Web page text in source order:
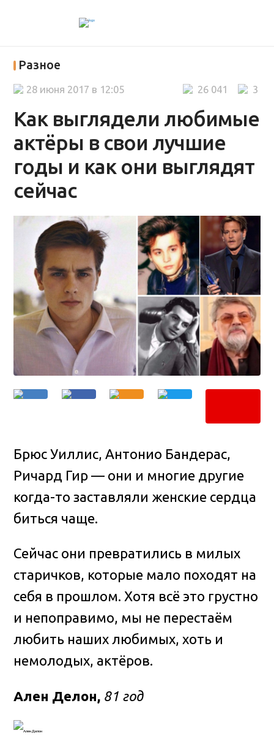
Разное
Как выглядели любимые
актёры в свои лучшие
годы и как они выглядят
сейчас
3
26 041
28 июня 2017 в 12:05
Брюс Уиллис, Антонио Бандерас,
Ричард Гир — они и многие другие
когда-то заставляли женские сердца
биться чаще.
Сейчас они превратились в милых
старичков, которые мало походят на
себя в прошлом. Хотя всё это грустно
и непоправимо, мы не перестаём
любить наших любимых, хоть и
немолодых, актёров.
Ален Делон, 81 год